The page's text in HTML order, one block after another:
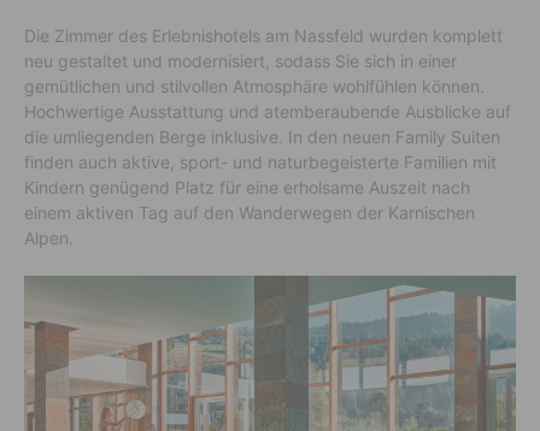
Die Zimmer des Erlebnishotels am Nassfeld wurden komplett
neu gestaltet und modernisiert, sodass Sie sich in einer
gemütlichen und stilvollen Atmosphäre wohlfühlen können.
Hochwertige Ausstattung und atemberaubende Ausblicke auf
die umliegenden Berge inklusive. In den neuen Family Suiten
finden auch aktive, sport- und naturbegeisterte Familien mit
Kindern genügend Platz für eine erholsame Auszeit nach
einem aktiven Tag auf den Wanderwegen der Karnischen
Alpen.